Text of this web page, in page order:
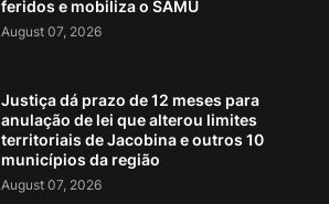
feridos e mobiliza o SAMU
August 07, 2026
Justiça dá prazo de 12 meses para
anulação de lei que alterou limites
territoriais de Jacobina e outros 10
municípios da região
August 07, 2026